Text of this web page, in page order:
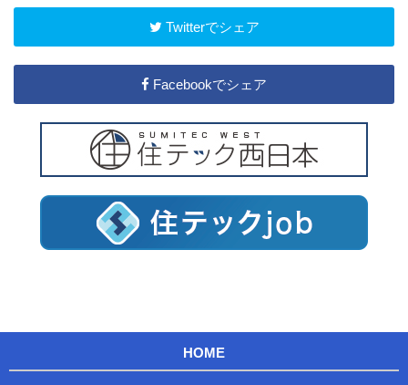
Twitterでシェア
Facebookでシェア
HOME